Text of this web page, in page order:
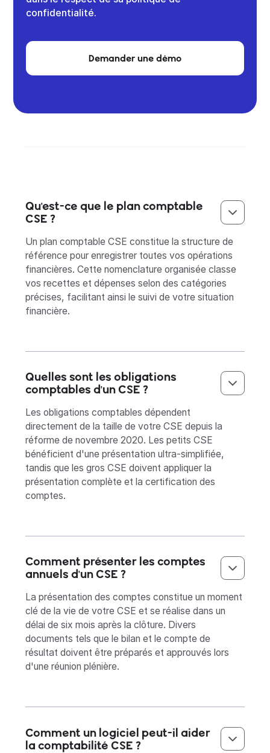
confidentialité.
Demander une démo
Qu'est-ce que le plan comptable
CSE ?
Un plan comptable CSE constitue la structure de
référence pour enregistrer toutes vos opérations
financières. Cette nomenclature organisée classe
vos recettes et dépenses selon des catégories
précises, facilitant ainsi le suivi de votre situation
financière.
Quelles sont les obligations
comptables d'un CSE ?
Les obligations comptables dépendent
directement de la taille de votre CSE depuis la
réforme de novembre 2020. Les petits CSE
bénéficient d'une présentation ultra-simplifiée,
tandis que les gros CSE doivent appliquer la
présentation complète et la certification des
comptes.
Comment présenter les comptes
annuels d'un CSE ?
La présentation des comptes constitue un moment
clé de la vie de votre CSE et se réalise dans un
délai de six mois après la clôture. Divers
documents tels que le bilan et le compte de
résultat doivent être préparés et approuvés lors
d'une réunion plénière.
Comment un logiciel peut-il aider
la comptabilité CSE ?